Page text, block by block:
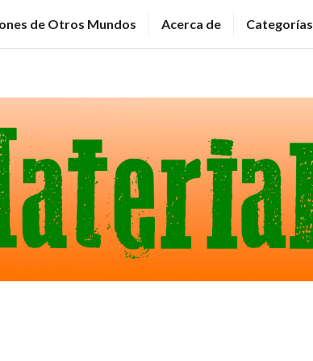
de Otros Mundos Acerca de Categorías